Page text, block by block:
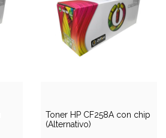
Toner HP CF258A con chip
(Alternativo)